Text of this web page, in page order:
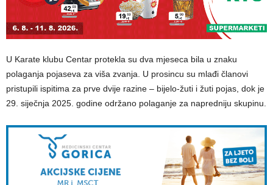
U Karate klubu Centar protekla su dva mjeseca bila u znaku
polaganja pojaseva za viša zvanja. U prosincu su mlađi članovi
pristupili ispitima za prve dvije razine – bijelo-žuti i žuti pojas, dok je
29. siječnja 2025. godine održano polaganje za napredniju skupinu.